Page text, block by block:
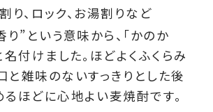
り、ロック、お湯割りなど
”という意味から、「かのか
名付けました。ほどよくふくらみ
と雑味のないすっきりとした後
るほどに心地よい麦焼酎です。